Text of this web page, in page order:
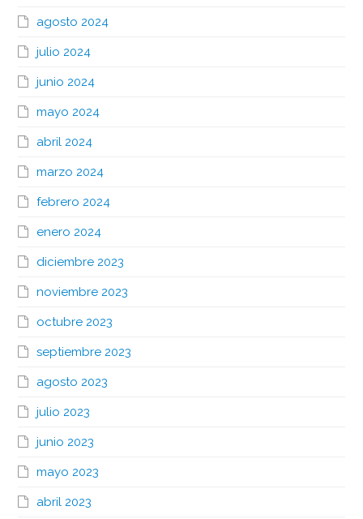
agosto 2024
julio 2024
junio 2024
mayo 2024
abril 2024
marzo 2024
febrero 2024
enero 2024
diciembre 2023
noviembre 2023
octubre 2023
septiembre 2023
agosto 2023
julio 2023
junio 2023
mayo 2023
abril 2023